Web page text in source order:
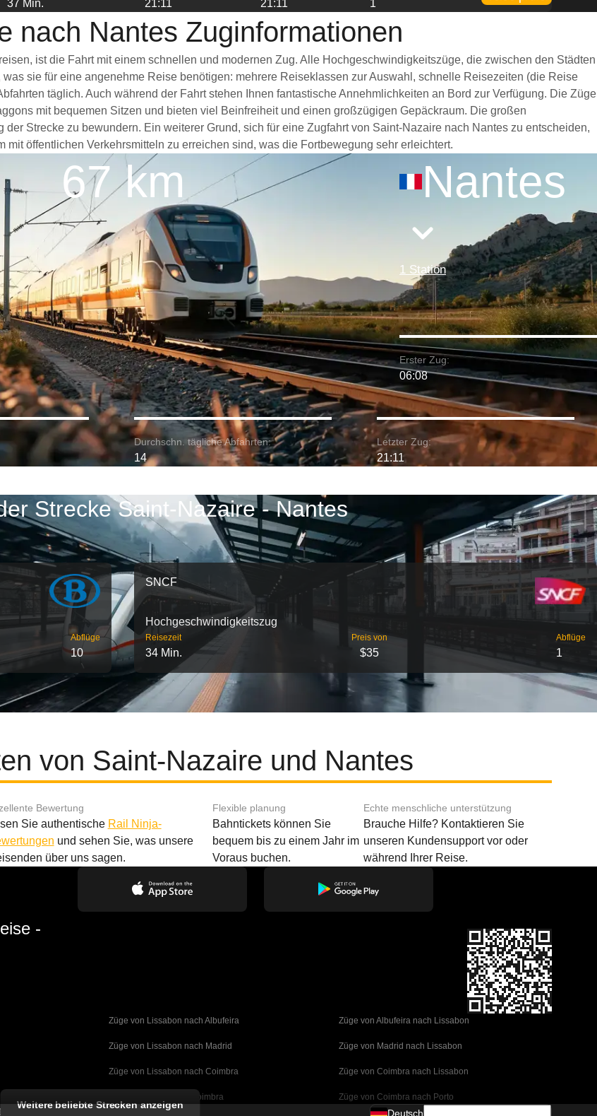
37 Min. 21:11 21:11 1
nach Nantes Zuginformationen
ist die Fahrt mit einem schnellen und modernen Zug. Alle Hochgeschwindigkeitszüge, die zwischen den Städten
sie für eine angenehme Reise benötigen: mehrere Reiseklassen zur Auswahl, schnelle Reisezeiten (die Reise
täglich. Auch während der Fahrt stehen Ihnen fantastische Annehmlichkeiten an Bord zur Verfügung. Die Züge
mit bequemen Sitzen und bieten viel Beinfreiheit und einen großzügigen Gepäckraum. Die großen
Strecke zu bewundern. Ein weiterer Grund, sich für eine Zugfahrt von Saint-Nazaire nach Nantes zu entscheiden,
öffentlichen Verkehrsmitteln zu erreichen sind, was die Fortbewegung sehr erleichtert.
67 km Nantes
1 Station
Erster Zug:
06:08
Durchschn. tägliche Abfahrten:
14
Letzter Zug:
21:11
Strecke Saint-Nazaire - Nantes
Abflüge
10
SNCF
Hochgeschwindigkeitszug
Reisezeit
34 Min.
Preis von
$35
Abflüge
1
von Saint-Nazaire und Nantes
Bewertung
Sie authentische Rail Ninja-
und sehen Sie, was unsere
über uns sagen.
Flexible planung
Bahntickets können Sie
bequem bis zu einem Jahr im
Voraus buchen.
Echte menschliche unterstützung
Brauche Hilfe? Kontaktieren Sie
unseren Kundensupport vor oder
während Ihrer Reise.
-
Züge von Lissabon nach Albufeira Züge von Albufeira nach Lissabon
Züge von Lissabon nach Madrid Züge von Madrid nach Lissabon
Züge von Lissabon nach Coimbra Züge von Coimbra nach Lissabon
Züge von Porto nach Coimbra Züge von Coimbra nach Porto
Weitere beliebte Strecken anzeigen
Deutsch